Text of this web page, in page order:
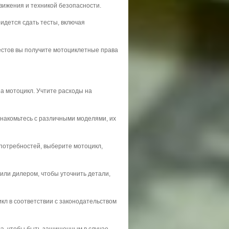
и техникой безопасности.
сдать тесты, включая
вы получите мотоциклетные права
мотоцикл. Учтите расходы на
с различными моделями, их
выберите мотоцикл,
дилером, чтобы уточнить детали,
в соответствии с законодательством